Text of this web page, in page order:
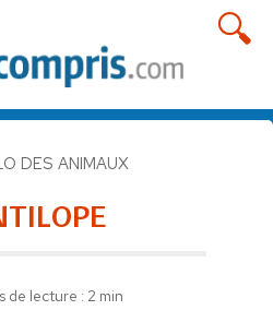
DES ANIMAUX
de lecture : 2 min